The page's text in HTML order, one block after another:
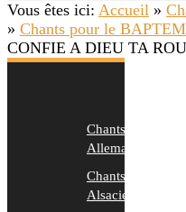
Vous êtes ici: Accueil »
» Chants pour le
CONFIE A DIEU TA
Chants
Allemands
Chants
Alsaciens